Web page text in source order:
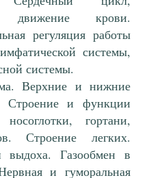
движение крови.
регуляция работы
системы,
системы.
Верхние и нижние
Строение и функции
гортани,
Строение легких.
Газообмен в
и гуморальная